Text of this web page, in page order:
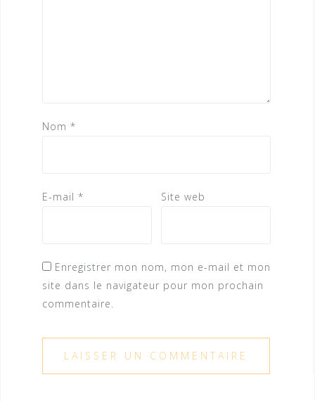
Nom *
E-mail * Site web
Enregistrer mon nom, mon e-mail et mon
site dans le navigateur pour mon prochain
commentaire.